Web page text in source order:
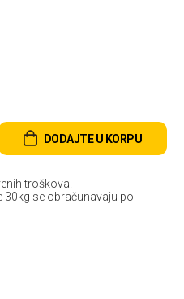
DODAJTE U KORPU
troškova.
30kg se obračunavaju po